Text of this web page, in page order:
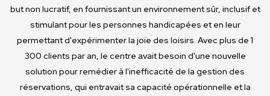
but non lucratif, en fournissant un environnement sûr, inclusif et
stimulant pour les personnes handicapées et en leur
permettant d'expérimenter la joie des loisirs. Avec plus de 1
300 clients par an, le centre avait besoin d'une nouvelle
solution pour remédier à l'inefficacité de la gestion des
réservations, qui entravait sa capacité opérationnelle et la